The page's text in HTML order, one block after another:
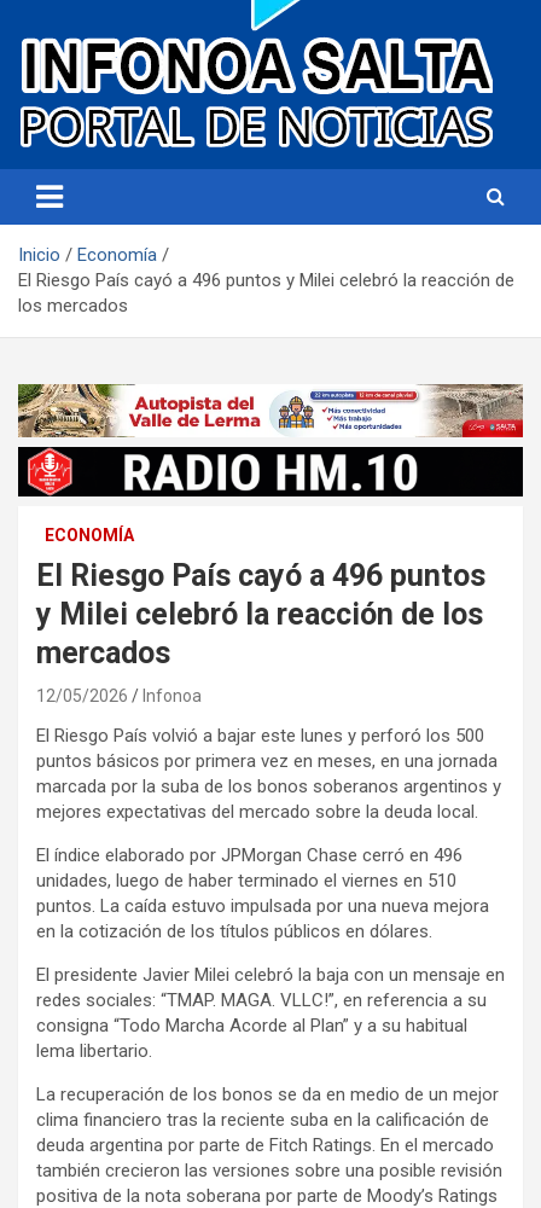
Infonoa Salta
Inicio
Economía
El Riesgo País cayó a 496 puntos y Milei celebró la reacción de
los mercados
ECONOMÍA
El Riesgo País cayó a 496 puntos
y Milei celebró la reacción de los
mercados
12/05/2026 Infonoa
El Riesgo País volvió a bajar este lunes y perforó los 500
puntos básicos por primera vez en meses, en una jornada
marcada por la suba de los bonos soberanos argentinos y
mejores expectativas del mercado sobre la deuda local.
El índice elaborado por JPMorgan Chase cerró en 496
unidades, luego de haber terminado el viernes en 510
puntos. La caída estuvo impulsada por una nueva mejora
en la cotización de los títulos públicos en dólares.
El presidente Javier Milei celebró la baja con un mensaje en
redes sociales: “TMAP. MAGA. VLLC!”, en referencia a su
consigna “Todo Marcha Acorde al Plan” y a su habitual
lema libertario.
La recuperación de los bonos se da en medio de un mejor
clima financiero tras la reciente suba en la calificación de
deuda argentina por parte de Fitch Ratings. En el mercado
también crecieron las versiones sobre una posible revisión
positiva de la nota soberana por parte de Moody’s Ratings